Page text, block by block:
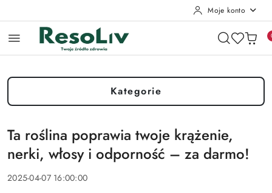
Moje konto
Kategorie
Ta roślina poprawia twoje krążenie,
nerki, włosy i odporność – za darmo!
2025-04-07 16:00:00